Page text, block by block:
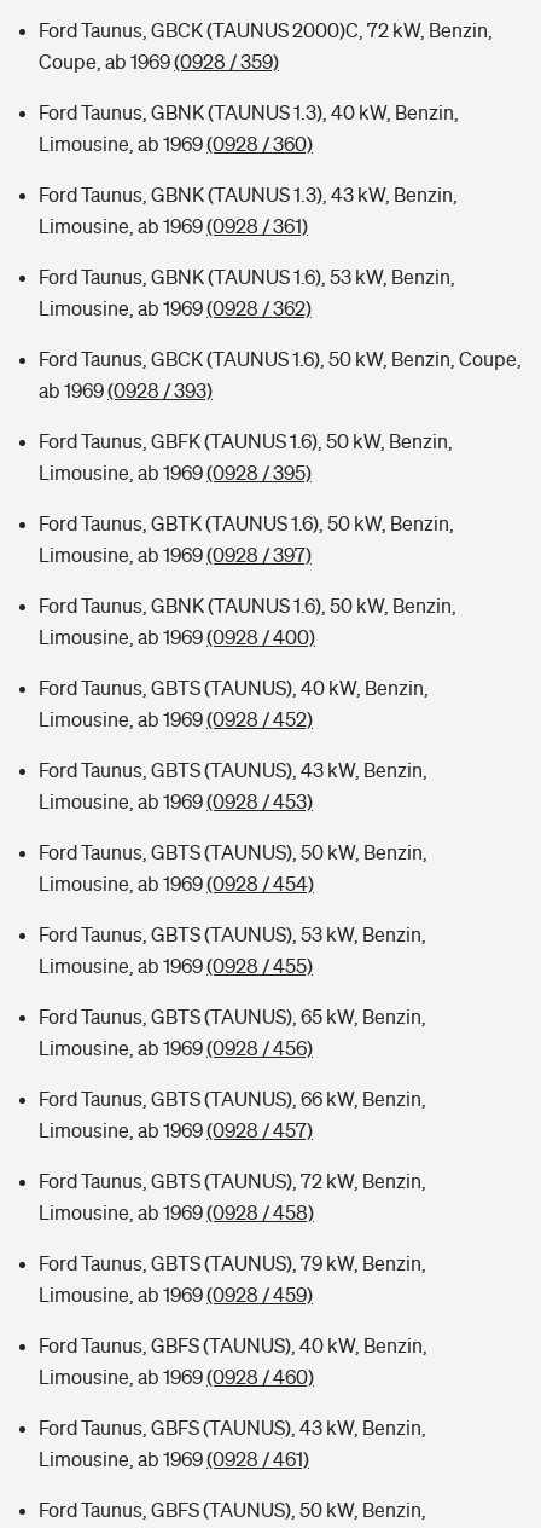
Ford Taunus, GBCK (TAUNUS 2000)C, 72 kW, Benzin,
Coupe, ab 1969(0928 / 359)
Ford Taunus, GBNK (TAUNUS 1.3), 40 kW, Benzin,
Limousine, ab 1969(0928 / 360)
Ford Taunus, GBNK (TAUNUS 1.3), 43 kW, Benzin,
Limousine, ab 1969(0928 / 361)
Ford Taunus, GBNK (TAUNUS 1.6), 53 kW, Benzin,
Limousine, ab 1969(0928 / 362)
Ford Taunus, GBCK (TAUNUS 1.6), 50 kW, Benzin, Coupe,
ab 1969(0928 / 393)
Ford Taunus, GBFK (TAUNUS 1.6), 50 kW, Benzin,
Limousine, ab 1969(0928 / 395)
Ford Taunus, GBTK (TAUNUS 1.6), 50 kW, Benzin,
Limousine, ab 1969(0928 / 397)
Ford Taunus, GBNK (TAUNUS 1.6), 50 kW, Benzin,
Limousine, ab 1969(0928 / 400)
Ford Taunus, GBTS (TAUNUS), 40 kW, Benzin,
Limousine, ab 1969(0928 / 452)
Ford Taunus, GBTS (TAUNUS), 43 kW, Benzin,
Limousine, ab 1969(0928 / 453)
Ford Taunus, GBTS (TAUNUS), 50 kW, Benzin,
Limousine, ab 1969(0928 / 454)
Ford Taunus, GBTS (TAUNUS), 53 kW, Benzin,
Limousine, ab 1969(0928 / 455)
Ford Taunus, GBTS (TAUNUS), 65 kW, Benzin,
Limousine, ab 1969(0928 / 456)
Ford Taunus, GBTS (TAUNUS), 66 kW, Benzin,
Limousine, ab 1969(0928 / 457)
Ford Taunus, GBTS (TAUNUS), 72 kW, Benzin,
Limousine, ab 1969(0928 / 458)
Ford Taunus, GBTS (TAUNUS), 79 kW, Benzin,
Limousine, ab 1969(0928 / 459)
Ford Taunus, GBFS (TAUNUS), 40 kW, Benzin,
Limousine, ab 1969(0928 / 460)
Ford Taunus, GBFS (TAUNUS), 43 kW, Benzin,
Limousine, ab 1969(0928 / 461)
Ford Taunus, GBFS (TAUNUS), 50 kW, Benzin,